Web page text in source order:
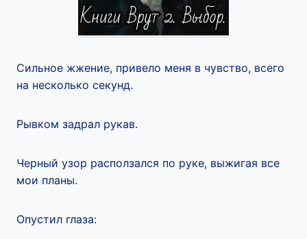
Сильное жжение, привело меня в чувство, всего
на несколько секунд.
Рывком задрал рукав.
Черный узор расползался по руке, выжигая все
мои планы.
Опустил глаза: